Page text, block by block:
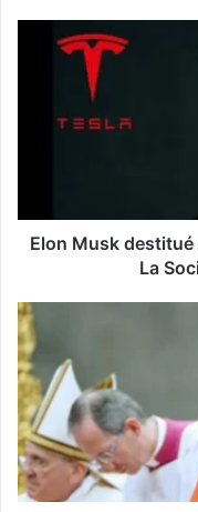
Elon Musk destitué
La